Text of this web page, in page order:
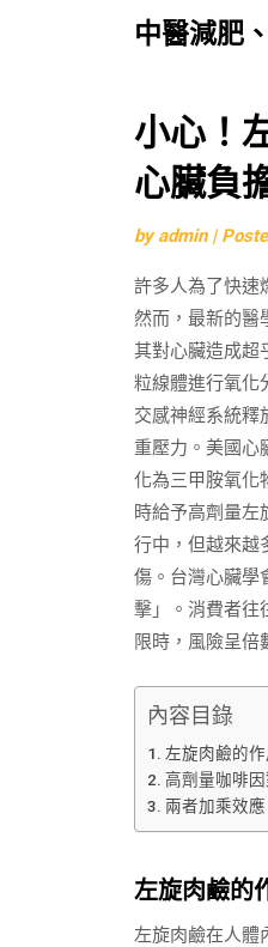
中醫減肥
Skip
to
content
小心！
心臟負
byadmin |
許多人為了快速
然而，最新的醫
其對心臟造成超
粒線體進行氧化
交感神經系統釋
重壓力。美國心
化為三甲胺氧化
時給予高劑量左
行中，但越來越
傷。台灣心臟學
擊」。消費者往
限時，風險呈倍
內容目錄
左旋肉鹼的
高劑量咖啡
兩者加乘效
左旋肉鹼的
左旋肉鹼在人體